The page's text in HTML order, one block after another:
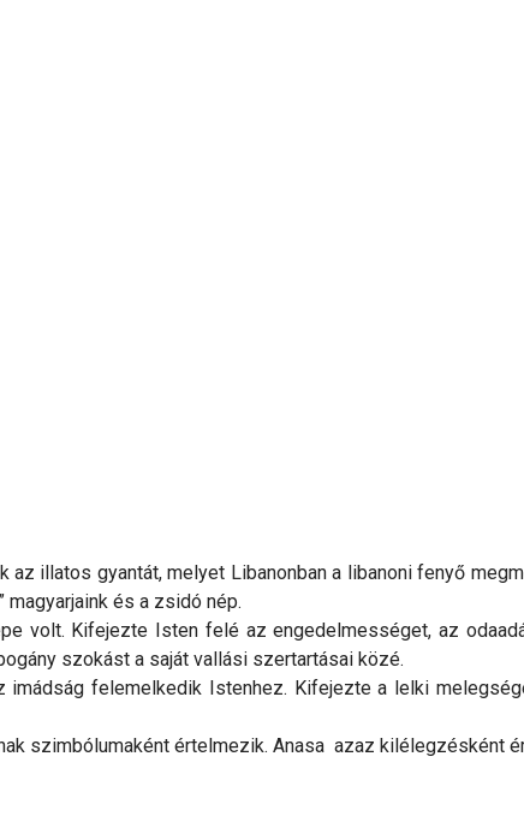
illatos gyantát, melyet Libanonban a libanoni fenyő
és a zsidó nép.
volt. Kifejezte Isten felé az engedelmességet, az
szokást a saját vallási szertartásai közé.
felemelkedik Istenhez. Kifejezte a lelki
szimbólumaként értelmezik. Anasa azaz kilélegzésként